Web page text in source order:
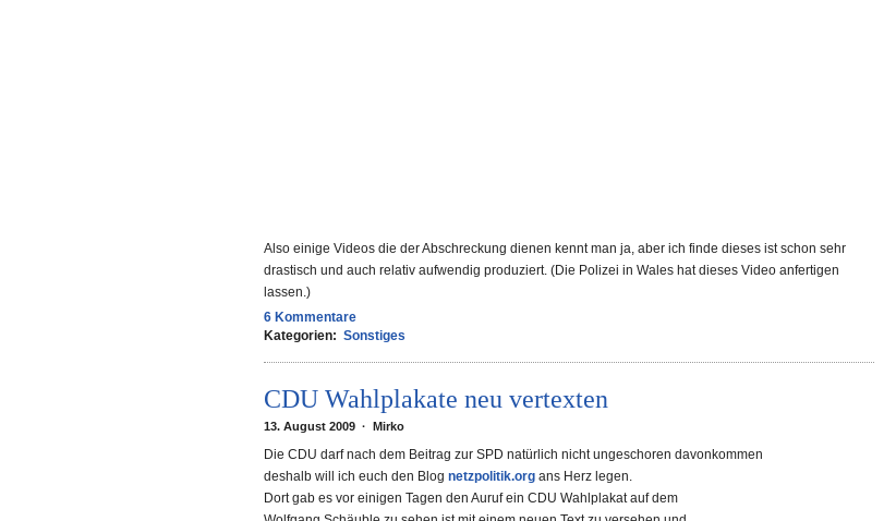
Also einige Videos die der Abschreckung dienen kennt man ja, aber ich finde dieses ist schon sehr
drastisch und auch relativ aufwendig produziert. (Die Polizei in Wales hat dieses Video anfertigen
lassen.)
6 Kommentare
Kategorien: Sonstiges
CDU Wahlplakate neu vertexten
13. August 2009 · Mirko
Die CDU darf nach dem Beitrag zur SPD natürlich nicht ungeschoren davonkommen
deshalb will ich euch den Blog netzpolitik.org ans Herz legen.
Dort gab es vor einigen Tagen den Auruf ein CDU Wahlplakat auf dem